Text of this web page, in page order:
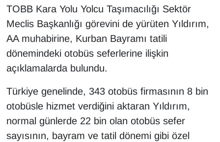
TOBB Kara Yolu Yolcu Taşımacılığı Sektör
Meclis Başkanlığı görevini de yürüten Yıldırım,
AA muhabirine, Kurban Bayramı tatili
dönemindeki otobüs seferlerine ilişkin
açıklamalarda bulundu.
Türkiye genelinde, 343 otobüs firmasının 8 bin
otobüsle hizmet verdiğini aktaran Yıldırım,
normal günlerde 22 bin olan otobüs sefer
sayısının, bayram ve tatil dönemi gibi özel
İngilizce
Kadın
Kamu Alımları
Kültür & Sanat
KURDÎ